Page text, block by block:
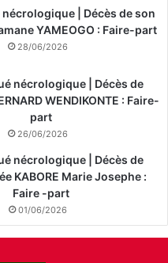
| Décès de son
YAMEOGO : Faire-part
28/06/2026
nécrologique | Décès de
WENDIKONTE : Faire-
part
26/06/2026
nécrologique | Décès de
KABORE Marie Josephe :
Faire -part
01/06/2026